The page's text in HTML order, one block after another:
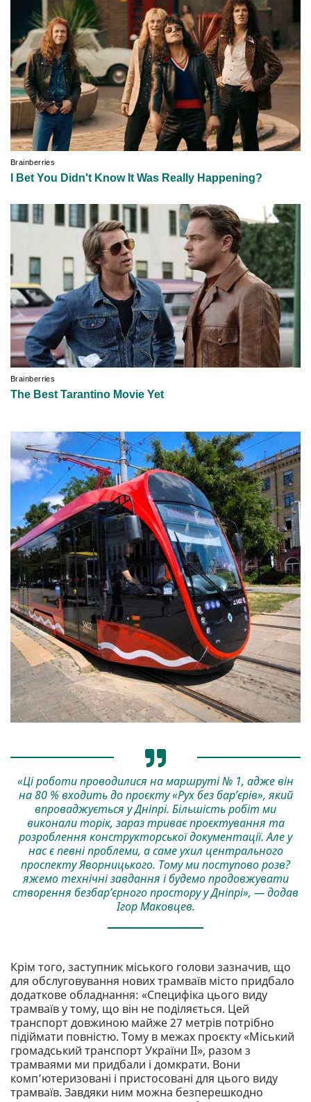
«Ці роботи проводилися на маршруті № 1, адже він
на 80 % входить до проєкту «Рух без бар’єрів», який
впроваджується у Дніпрі. Більшість робіт ми
виконали торік, зараз триває проєктування та
розроблення конструкторської документації. Але у
нас є певні проблеми, а саме ухил центрального
проспекту Яворницького. Тому ми поступово розв?
яжемо технічні завдання і будемо продовжувати
створення безбар’єрного простору у Дніпрі», — додав
Ігор Маковцев.
Крім того, заступник міського голови зазначив, що
для обслуговування нових трамваїв місто придбало
додаткове обладнання: «Специфіка цього виду
трамваїв у тому, що він не поділяється. Цей
транспорт довжиною майже 27 метрів потрібно
підіймати повністю. Тому в межах проєкту «Міський
громадський транспорт України ІІ», разом з
трамваями ми придбали і домкрати. Вони
комп’ютеризовані і пристосовані для цього виду
трамваїв. Завдяки ним можна безперешкодно